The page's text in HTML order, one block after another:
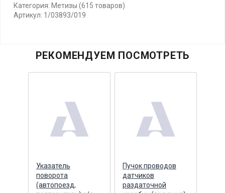
Категория: Метизы (615 товаров)
Артикул: 1/03893/019
РЕКОМЕНДУЕМ ПОСМОТРЕТЬ
Указатель
поворота
(автопоезд,
Пучок проводов
датчиков
раздаточной